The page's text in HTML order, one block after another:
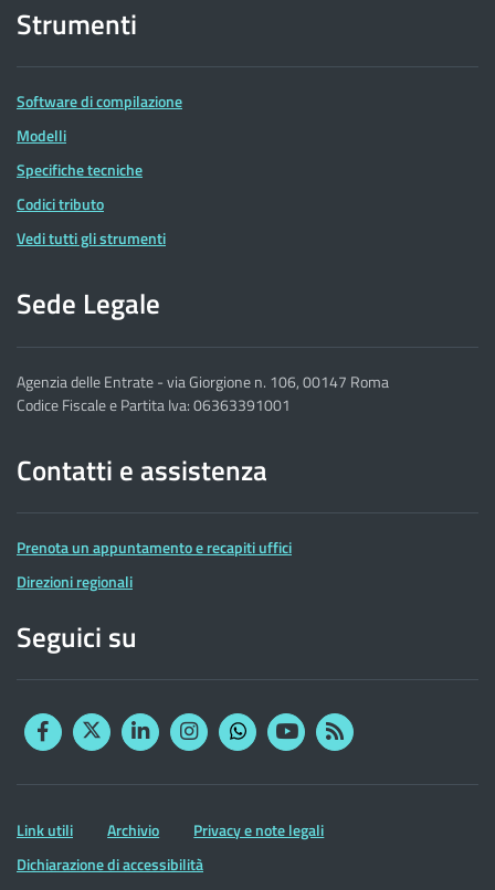
Strumenti
Software di compilazione
Modelli
Specifiche tecniche
Codici tributo
Vedi tutti gli strumenti
Sede Legale
Agenzia delle Entrate - via Giorgione n. 106, 00147 Roma
Codice Fiscale e Partita Iva: 06363391001
Contatti e assistenza
Prenota un appuntamento e recapiti uffici
Direzioni regionali
Seguici su
FacebookTwitterLinkedinInstagram
YouTubeRSS
Altre
informazioni
Link utili Archivio
Privacy e note legali
Dichiarazione di accessibilità